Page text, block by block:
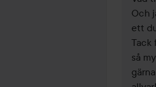
Och
ett
Tack
så